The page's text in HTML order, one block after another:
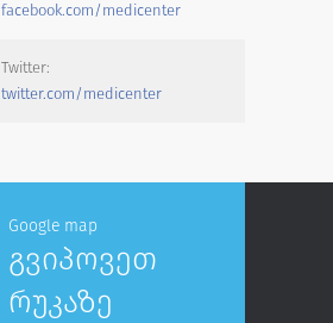
facebook.com/medicenter
Twitter:
twitter.com/medicenter
Google map
გვიპოვეთ
რუკაზე